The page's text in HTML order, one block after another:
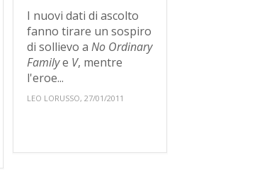
I nuovi dati di ascolto
fanno tirare un sospiro
di sollievo aNo Ordinary
Familye V, mentre
l'eroe...
LEO LORUSSO, 27/01/2011